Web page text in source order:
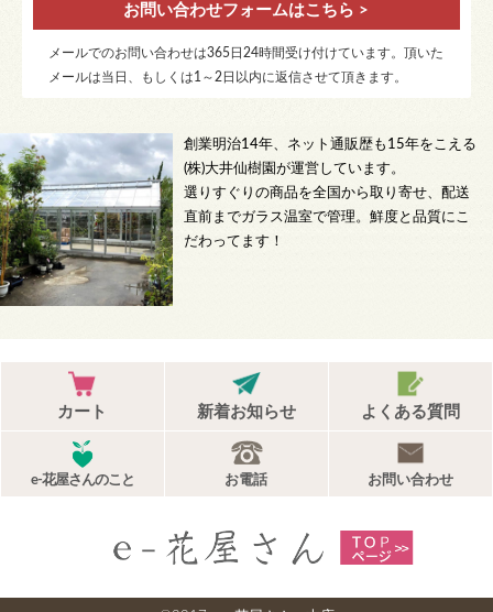
お問い合わせフォームはこちら >
メールでのお問い合わせは365日24時間受け付けています。頂いた
メールは当日、もしくは1～2日以内に返信させて頂きます。
創業明治14年、ネット通販歴も15年をこえる
(株)大井仙樹園が運営しています。
選りすぐりの商品を全国から取り寄せ、配送
直前までガラス温室で管理。鮮度と品質にこ
だわってます！
カート 新着お知らせ よくある質問
e-花屋さんのこと お電話 お問い合わせ